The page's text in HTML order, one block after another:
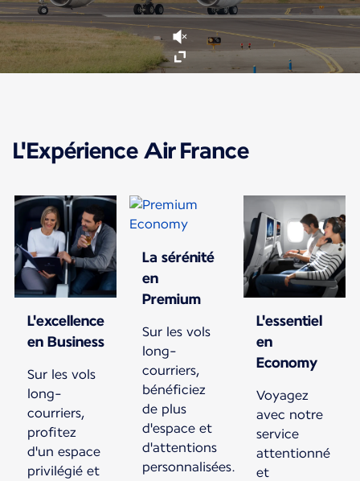
L'Expérience Air France
L'excellence
en Business
Sur les vols
long-
courriers,
profitez
d'un espace
privilégié et
La sérénité
en
Premium
Sur les vols
long-
courriers,
bénéficiez
de plus
d'espace et
d'attentions
personnalisées.
L'essentiel
en
Economy
Voyagez
avec notre
service
attentionné
et